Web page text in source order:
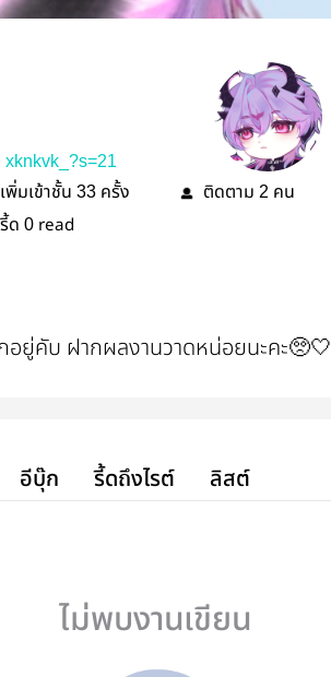
xknkvk_?s=21
เพิ่มเข้าชั้น 33 ครั้ง ติดตาม 2 คน
รี้ด 0 read
ยู่คับ ฝากผลงานวาดหน่อยนะคะ🥺🤍
อีบุ๊ก รี้ดถึงไรต์ ลิสต์
ไม่พบงานเขียน